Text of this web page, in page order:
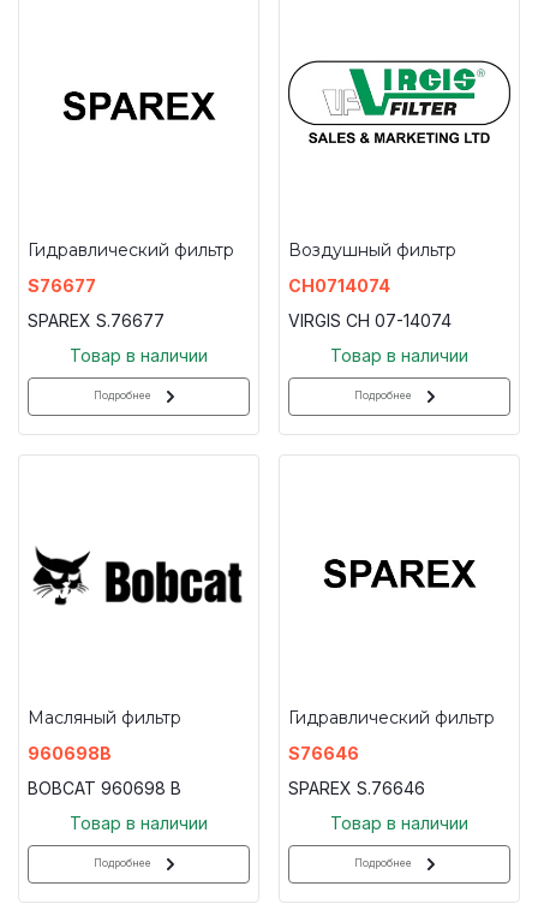
Гидравлический фильтр
S76677
SPAREX S.76677
Товар в наличии
Подробнее
Воздушный фильтр
CH0714074
VIRGIS CH 07-14074
Товар в наличии
Подробнее
Масляный фильтр
960698B
BOBCAT 960698 B
Товар в наличии
Подробнее
Гидравлический фильтр
S76646
SPAREX S.76646
Товар в наличии
Подробнее